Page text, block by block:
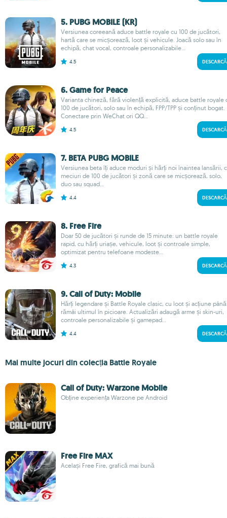
5. PUBG MOBILE (KR)
Versiunea coreeană aduce battle royale cu 100 de jucători,
hartă care se micșorează, loot și vehicule. Joacă solo sau în
echipă, chat vocal, controale personalizabile...
4.5 DESCARCĂ
6. Game for Peace
Varianta chineză, fără violență explicită, aduce battle royale
100 de jucători, solo sau în echipă, FPP/TPP și conținut bogat.
Conectare prin WeChat ori QQ...
4.5 DESCARCĂ
7. BETA PUBG MOBILE
Versiunea beta îți aduce moduri și hărți noi înaintea lansării,
meciuri de 100 de jucători și zonă care se micșorează, solo,
duo sau squad...
4.4 DESCARCĂ
8. Free Fire
Doar 50 de jucători și runde de 15 minute: un battle royale
rapid, cu hărți uriașe, vehicule, loot și controale simple,
optimizat pentru telefoane modeste...
4.3 DESCARCĂ
9. Call of Duty: Mobile
Hărți legendare și Battle Royale clasic, cu loot și acțiune până
rămâi ultimul în picioare. Actualizări adaugă arme și skin-uri,
controale personalizabile și gamepad...
4.4 DESCARCĂ
Mai multe jocuri din colecția Battle Royale
Call of Duty: Warzone Mobile
Obține experiența Warzone pe Android
Free Fire MAX
Același Free Fire, grafică mai bună